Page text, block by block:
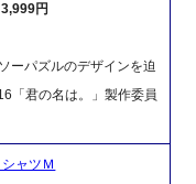
3,999円
ーパズルのデザインを迫
「君の名は。」製作委員
ャツＭ